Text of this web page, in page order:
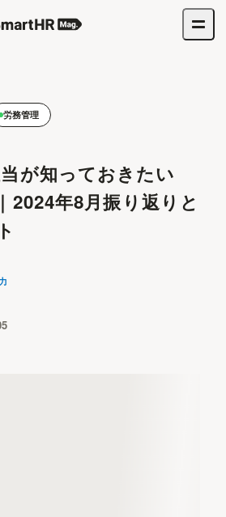
労務管理
が知っておきたい
2024年8月振り返りと